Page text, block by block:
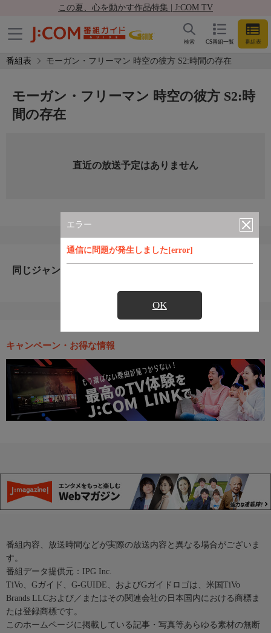
この夏、心を動かす作品特集 | J:COM TV
CS番組一覧 番組表
検索
番組表 モーガン・フリーマン 時空の彼方 S2:時間の存在
エラー
通信に問題が発生しました[error]
OK
モーガン・フリーマン 時空の彼方 S2:時
間の存在
直近の放送予定はありません
同じジャンルのおすすめ番組
キャンペーン・お得な情報
番組内容、放送時間などが実際の放送内容と異なる場合がございま
す。
番組データ提供元：IPG Inc.
TiVo、Gガイド、G-GUIDE、およびGガイドロゴは、米国TiVo
Brands LLCおよび／またはその関連会社の日本国内における商標ま
たは登録商標です。
このホームページに掲載している記事・写真等あらゆる素材の無断